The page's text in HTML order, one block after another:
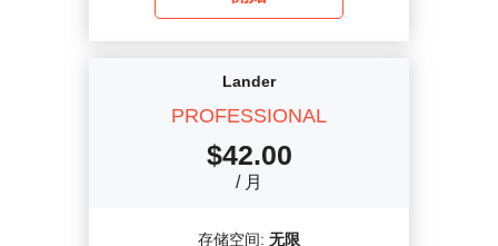
Lander
PROFESSIONAL
$42.00
/ 月
存储空间: 无限